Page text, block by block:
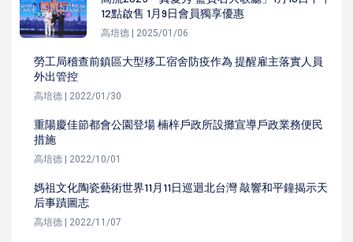
12點啟售 1月9日會員獨享優惠
高培德 | 2025/01/06
勞工局稽查前鎮區大型移工宿舍防疫作為 提醒雇主落實人員
外出管控
高培德 | 2022/01/30
重陽慶佳節都會公園登場 楠梓戶政所設攤宣導戶政業務便民
措施
高培德 | 2022/10/01
媽祖文化陶瓷藝術世界11月11日巡迴北台灣 敲響和平鐘揭示天
后事蹟圖志
高培德 | 2022/11/07